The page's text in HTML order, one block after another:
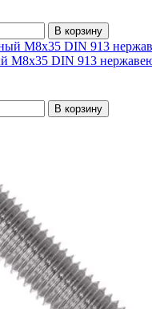
В корзину
М8х35 DIN 913
В корзину